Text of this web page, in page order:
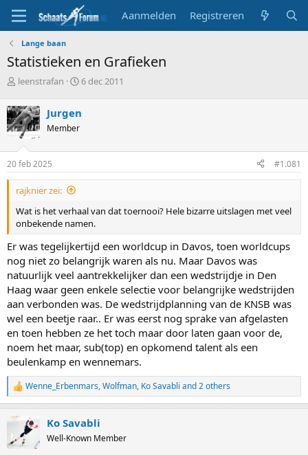
Aanmelden Registreren
Lange baan
Statistieken en Grafieken
T
p
i
c
s
t
a
r
t
r
leenstrafan
S
r
a
u
6 dec 2011
Jurgen
Member
20 feb 2025 #1.081
rajknier zei:
Wat is het verhaal van dat toernooi? Hele bizarre uitslagen met veel
onbekende namen.
Er was tegelijkertijd een worldcup in Davos, toen worldcups
nog niet zo belangrijk waren als nu. Maar Davos was
natuurlijk veel aantrekkelijker dan een wedstrijdje in Den
Haag waar geen enkele selectie voor belangrijke wedstrijden
aan verbonden was. De wedstrijdplanning van de KNSB was
wel een beetje raar.. Er was eerst nog sprake van afgelasten
en toen hebben ze het toch maar door laten gaan voor de,
noem het maar, sub(top) en opkomend talent als een
beulenkamp en wennemars.
R
e
c
t
i
Wenne_Erbenmars,Wolfman, Ko Savabli and 2 others
Ko Savabli
Well-Known Member